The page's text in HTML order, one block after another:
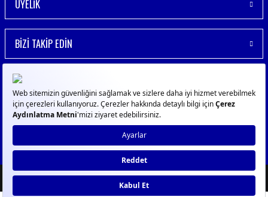
ÜYELİK
BİZİ TAKİP EDİN
© 2023GPN- Tüm Hakları Saklıdır